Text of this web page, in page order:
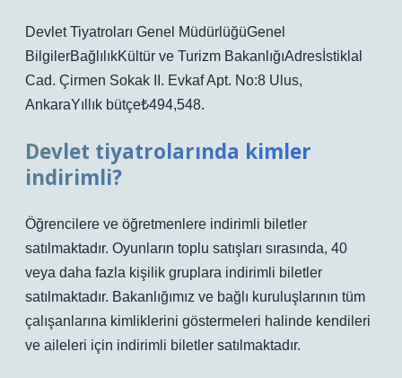
Devlet Tiyatroları Genel MüdürlüğüGenel
BilgilerBağlılıkKültür ve Turizm BakanlığıAdresİstiklal
Cad. Çirmen Sokak II. Evkaf Apt. No:8 Ulus,
AnkaraYıllık bütçe₺494,548.
Devlet tiyatrolarında kimler
indirimli?
Öğrencilere ve öğretmenlere indirimli biletler
satılmaktadır. Oyunların toplu satışları sırasında, 40
veya daha fazla kişilik gruplara indirimli biletler
satılmaktadır. Bakanlığımız ve bağlı kuruluşlarının tüm
çalışanlarına kimliklerini göstermeleri halinde kendileri
ve aileleri için indirimli biletler satılmaktadır.